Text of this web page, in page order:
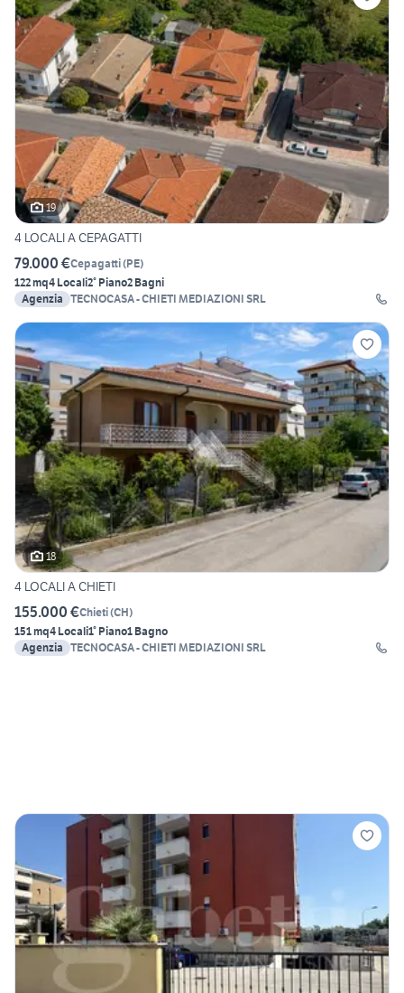
19
4 LOCALI A CEPAGATTI
79.000 €Cepagatti(PE)
122 mq4 Locali2° Piano2 Bagni
Agenzia TECNOCASA - CHIETI MEDIAZIONI SRL
18
4 LOCALI A CHIETI
155.000 €Chieti(CH)
151 mq4 Locali1° Piano1 Bagno
Agenzia TECNOCASA - CHIETI MEDIAZIONI SRL